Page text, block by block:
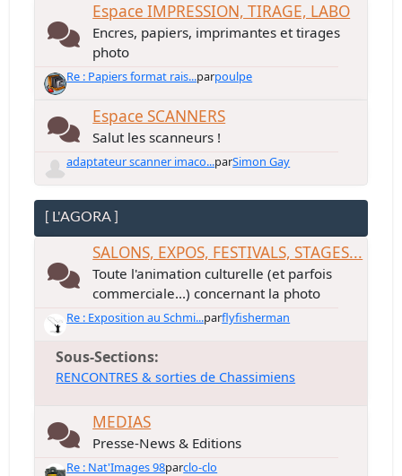
Espace IMPRESSION, TIRAGE, LABO
Encres, papiers, imprimantes et tirages
photo
Re : Papiers format rais...parpoulpe
Espace SCANNERS
Salut les scanneurs !
adaptateur scanner imaco...parSimon Gay
[ L'AGORA ]
SALONS, EXPOS, FESTIVALS, STAGES...
Toute l'animation culturelle (et parfois
commerciale...) concernant la photo
Re : Exposition au Schmi...parflyfisherman
Sous-Sections
RENCONTRES & sorties de Chassimiens
MEDIAS
Presse-News & Editions
Re : Nat'Images 98parclo-clo